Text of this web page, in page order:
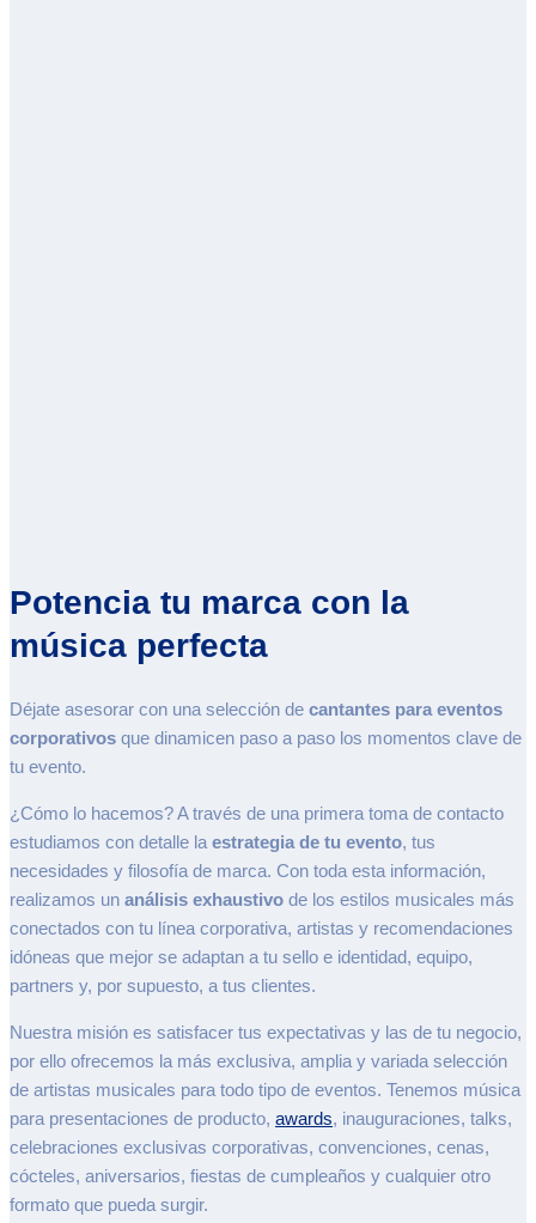
Potencia tu marca con la
música perfecta
Déjate asesorar con una selección de cantantes para eventos
corporativos que dinamicen paso a paso los momentos clave de
tu evento.
¿Cómo lo hacemos? A través de una primera toma de contacto
estudiamos con detalle la estrategia de tu evento, tus
necesidades y filosofía de marca. Con toda esta información,
realizamos un análisis exhaustivo de los estilos musicales más
conectados con tu línea corporativa, artistas y recomendaciones
idóneas que mejor se adaptan a tu sello e identidad, equipo,
partners y, por supuesto, a tus clientes.
Nuestra misión es satisfacer tus expectativas y las de tu negocio,
por ello ofrecemos la más exclusiva, amplia y variada selección
de artistas musicales para todo tipo de eventos. Tenemos música
para presentaciones de producto, awards, inauguraciones, talks,
celebraciones exclusivas corporativas, convenciones, cenas,
cócteles, aniversarios, fiestas de cumpleaños y cualquier otro
formato que pueda surgir.